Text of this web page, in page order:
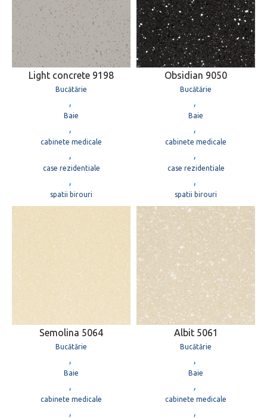
Light concrete 9198
Bucătărie
,
Baie
,
cabinete medicale
,
case rezidentiale
,
spatii birouri
Obsidian 9050
Bucătărie
,
Baie
,
cabinete medicale
,
case rezidentiale
,
spatii birouri
Semolina 5064
Bucătărie
,
Baie
,
cabinete medicale
,
Albit 5061
Bucătărie
,
Baie
,
cabinete medicale
,